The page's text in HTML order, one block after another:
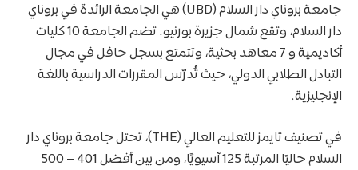
جامعة بروناي دار السلام (UBD) هي الجامعة الرائدة في بروناي
دار السلام، وتقع شمال جزيرة بورنيو. تضم الجامعة 10 كليات
أكاديمية و 7 معاهد بحثية، وتتمتع بسجل حافل في مجال
التبادل الطلابي الدولي، حيث تُدرّس المقررات الدراسية باللغة
الإنجليزية.
في تصنيف تايمز للتعليم العالي (THE)، تحتل جامعة بروناي دار
السلام حاليًا المرتبة 125 آسيويًا، ومن بين أفضل 401 – 500